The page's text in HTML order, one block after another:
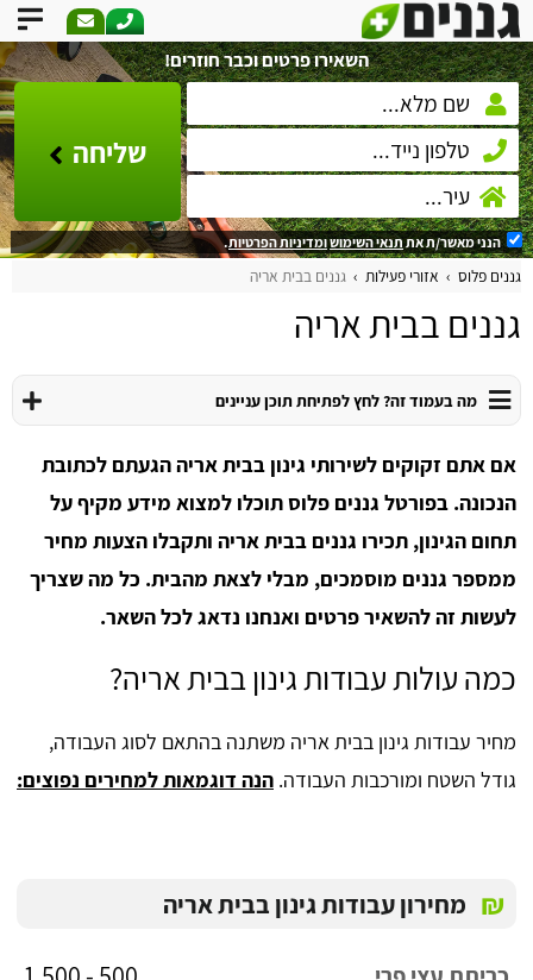
השאירו פרטים וכבר חוזרים!
שליחה
הנני מאשר/ת אתתנאי השימושומדיניות הפרטיות.
גננים פלוס אזורי פעילות גננים בבית אריה
גננים בבית אריה
מה בעמוד זה? לחץ לפתיחת תוכן עניינים
אם אתם זקוקים לשירותי גינון בבית אריה הגעתם לכתובת
הנכונה. בפורטל גננים פלוס תוכלו למצוא מידע מקיף על
תחום הגינון, תכירו גננים בבית אריה ותקבלו הצעות מחיר
ממספר גננים מוסמכים, מבלי לצאת מהבית. כל מה שצריך
לעשות זה להשאיר פרטים ואנחנו נדאג לכל השאר.
כמה עולות עבודות גינון בבית אריה?
מחיר עבודות גינון בבית אריה משתנה בהתאם לסוג העבודה,
גודל השטח ומורכבות העבודה. הנה דוגמאות למחירים נפוצים:
₪ מחירון עבודות גינון בבית אריה